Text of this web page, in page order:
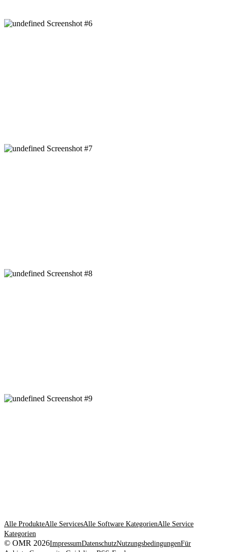
Alle ProdukteAlle ServicesAlle Software KategorienAlle Service
Kategorien
© OMR 2026ImpressumDatenschutzNutzungsbedingungenFür